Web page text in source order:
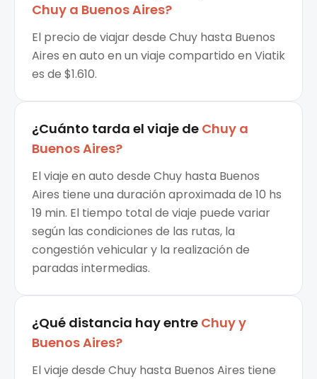
Chuy a Buenos Aires?
El precio de viajar desde Chuy hasta Buenos
Aires en auto en un viaje compartido en Viatik
es de $1.610.
¿Cuánto tarda el viaje de Chuy a
Buenos Aires?
El viaje en auto desde Chuy hasta Buenos
Aires tiene una duración aproximada de 10 hs
19 min. El tiempo total de viaje puede variar
según las condiciones de las rutas, la
congestión vehicular y la realización de
paradas intermedias.
¿Qué distancia hay entre Chuyy
Buenos Aires?
El viaje desde Chuy hasta Buenos Aires tiene